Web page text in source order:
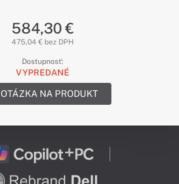
584,30 €
475,04 € bez DPH
Dostupnosť:
VYPREDANÉ
OTÁZKA NA PRODUKT